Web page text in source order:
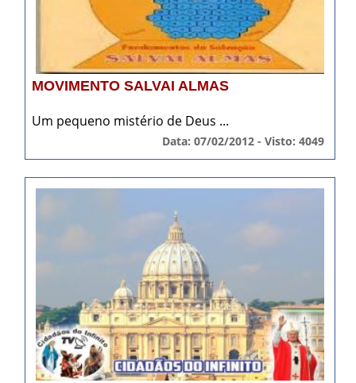
MOVIMENTO SALVAI ALMAS
Um pequeno mistério de Deus ...
Data: 07/02/2012 - Visto: 4049